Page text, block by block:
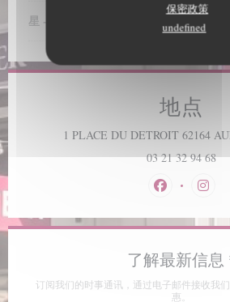
保密政策
undefined
星 - 12:00
地点
1 PLACE DU DETROIT 62164
03 21 32 94 68
Facebook ((
了解最新信息
订阅我们的时事通讯，通过电子邮件接收我
惠。